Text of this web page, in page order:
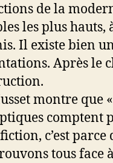
de la
les plus hauts,
Il existe bien
Après le
montre que
comptent
c’est
tous face